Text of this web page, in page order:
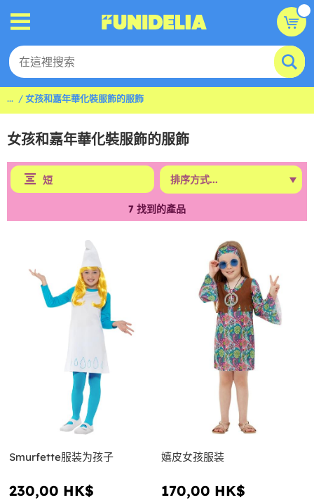
... 女孩和嘉年華化裝服飾的服飾
女孩和嘉年華化裝服飾的服飾
短
7 找到的產品
Smurfette服装为孩子
230,00 HK$
嬉皮女孩服装
170,00 HK$